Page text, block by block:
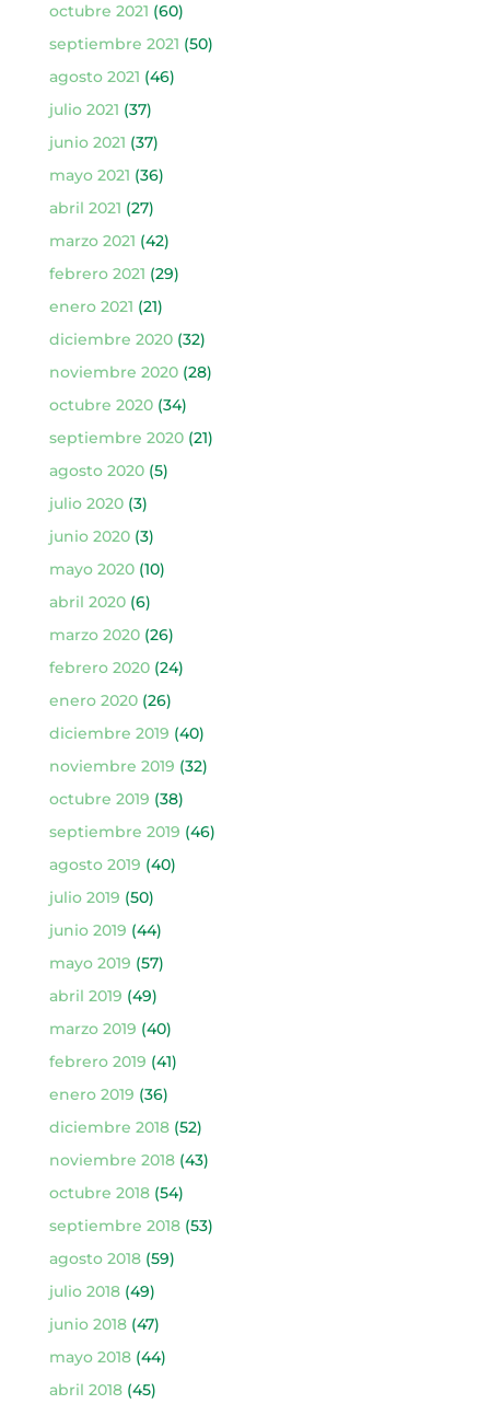
octubre 2021 (60)
septiembre 2021 (50)
agosto 2021 (46)
julio 2021 (37)
junio 2021 (37)
mayo 2021 (36)
abril 2021 (27)
marzo 2021 (42)
febrero 2021 (29)
enero 2021 (21)
diciembre 2020(32)
noviembre 2020(28)
octubre 2020(34)
septiembre 2020(21)
agosto 2020(5)
julio 2020(3)
junio 2020(3)
mayo 2020(10)
abril 2020(6)
marzo 2020(26)
febrero 2020(24)
enero 2020(26)
diciembre 2019 (40)
noviembre 2019 (32)
octubre 2019 (38)
septiembre 2019 (46)
agosto 2019 (40)
julio 2019 (50)
junio 2019 (44)
mayo 2019 (57)
abril 2019 (49)
marzo 2019 (40)
febrero 2019 (41)
enero 2019 (36)
diciembre 2018(52)
noviembre 2018(43)
octubre 2018(54)
septiembre 2018(53)
agosto 2018(59)
julio 2018(49)
junio 2018(47)
mayo 2018(44)
abril 2018(45)